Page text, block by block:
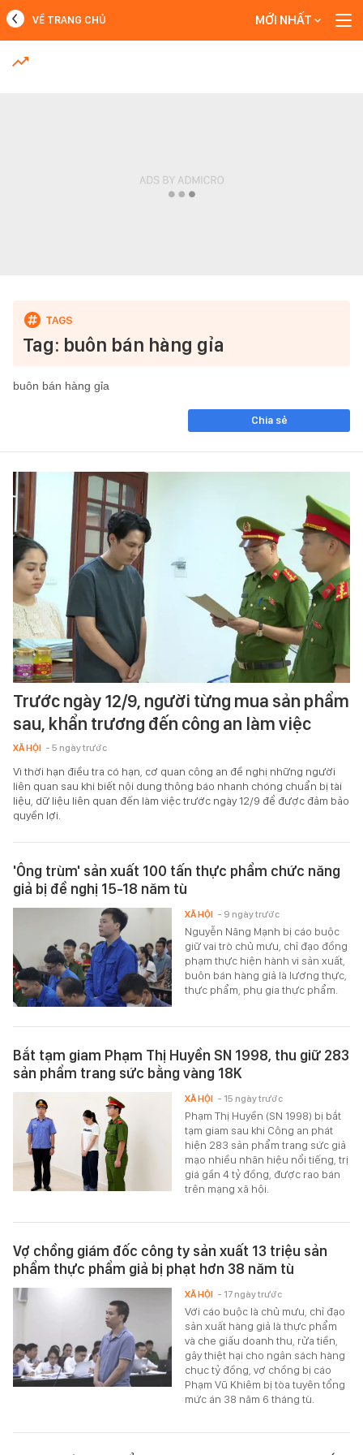
MỚI NHẤT
VỀ TRANG CHỦ MỚI NHẤT
Tag: buôn bán hàng gỉa
buôn bán hàng gỉa
Chia sẻ
Trước ngày 12/9, người từng mua sản phẩm
sau, khẩn trương đến công an làm việc
XÃ HỘI - 5 ngày trước
Vì thời hạn điều tra có hạn, cơ quan công an đề nghị những người
liên quan sau khi biết nội dung thông báo nhanh chóng chuẩn bị tài
liệu, dữ liệu liên quan đến làm việc trước ngày 12/9 để được đảm bảo
quyền lợi.
'Ông trùm' sản xuất 100 tấn thực phẩm chức năng
giả bị đề nghị 15-18 năm tù
Nguyễn Năng Mạnh bị cáo buộc
giữ vai trò chủ mưu, chỉ đạo đồng
phạm thực hiện hành vi sản xuất,
buôn bán hàng giả là lương thực,
thực phẩm, phụ gia thực phẩm.
XÃ HỘI - 9 ngày trước
Bắt tạm giam Phạm Thị Huyền SN 1998, thu giữ 283
sản phẩm trang sức bằng vàng 18K
Phạm Thị Huyền (SN 1998) bị bắt
tạm giam sau khi Công an phát
hiện 283 sản phẩm trang sức giả
mạo nhiều nhãn hiệu nổi tiếng, trị
giá gần 4 tỷ đồng, được rao bán
trên mạng xã hội.
XÃ HỘI - 15 ngày trước
Vợ chồng giám đốc công ty sản xuất 13 triệu sản
phẩm thực phẩm giả bị phạt hơn 38 năm tù
Với cáo buộc là chủ mưu, chỉ đạo
sản xuất hàng giả là thực phẩm
và che giấu doanh thu, rửa tiền,
gây thiệt hại cho ngân sách hàng
chục tỷ đồng, vợ chồng bị cáo
Phạm Vũ Khiêm bị tòa tuyên tổng
mức án 38 năm 6 tháng tù.
XÃ HỘI - 17 ngày trước